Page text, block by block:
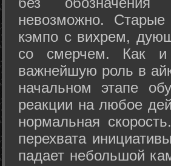
невозможно.
кэмпо с вихрем,
со смерчем. Как и
важнейшую роль в
начальном этапе
реакции на любое
нормальная
перехвата
падает небольшой